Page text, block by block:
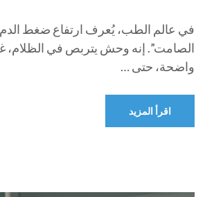
في عالم الطب، يُعرف ارتفاع ضغط الدم
الصامت”. إنه وحش يتربص في الظلام،
واضحة، حتى …
اقرأ المزيد